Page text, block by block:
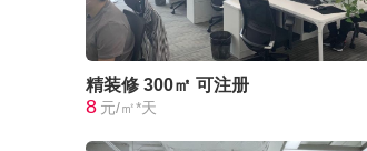
精装修 300㎡ 可注册
8 元/㎡*天